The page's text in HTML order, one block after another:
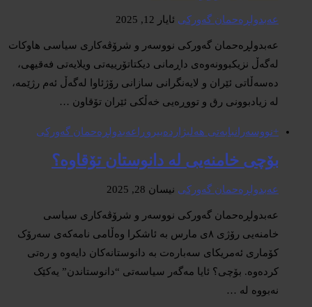
عەبدولڕەحمان گەورکی ئایار 12, 2025
عەبدولڕەحمان گەورکی نووسەر و شرۆڤەکاری سیاسی هاوکات
لەگەڵ نزیکبوونەوەی داڕمانی دیکتاتۆرییەتی ویلایەتی فەقیهی،
دەسەڵاتی ئێران و لایەنگرانی سازانی رۆژئاوا لەگەڵ ئەم رژێمە،
لە زیادبوونی رق و تووڕەیی خەڵکی ئێران تۆقاون …
+نووسەرانبابەتی هەلبژاردەبیروڕا عەبدولڕەحمان گەورکی
بۆچی خامنەیی لە دانوستان تۆقاوە؟
عەبدولڕەحمان گەورکی نیسان 28, 2025
عەبدولڕەحمان گەورکی نووسەر و شرۆڤەکاری سیاسی
خامنەیی رۆژی ٨ی مارس بە ئاشکرا وەڵامی نامەکەی سەرۆک
کۆماری ئەمریکای سەبارەت بە دانوستانەکان دایەوە و رەتی
کردەوە. بۆچی؟ ئایا مەگەر سیاسەتی “دانوستاندن” یەکێک
نەبووە لە …